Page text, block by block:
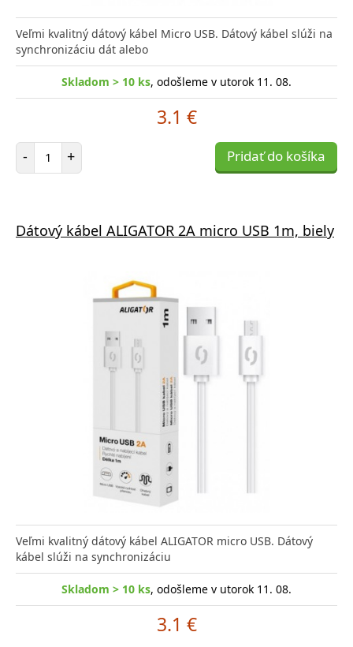
Veľmi kvalitný dátový kábel Micro USB. Dátový kábel slúži na
synchronizáciu dát alebo
Skladom > 10 ks, odošleme v utorok 11. 08.
3.1 €
- Počet položiek
+ Pridať do košíka
Dátový kábel ALIGATOR 2A micro USB 1m, biely
Veľmi kvalitný dátový kábel ALIGATOR micro USB. Dátový
kábel slúži na synchronizáciu
Skladom > 10 ks, odošleme v utorok 11. 08.
3.1 €